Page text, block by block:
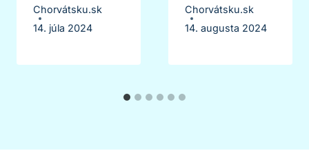
Chorvátsku.sk
14. júla 2024
Chorvátsku.sk
14. augusta 2024